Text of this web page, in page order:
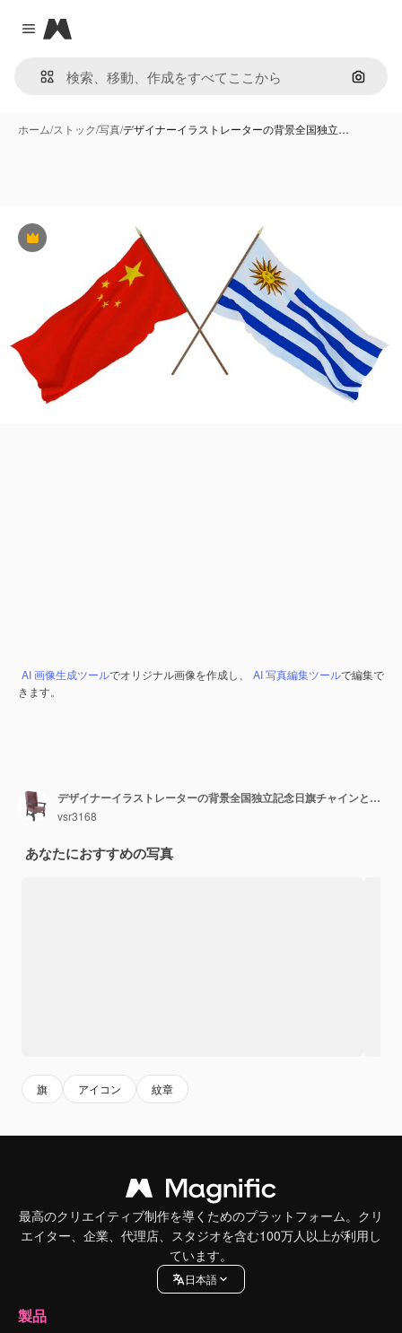
Close menu
Magnific
画像で
ホーム/ストック/写真/デザイナーイラストレーターの背景全国独立…
Premium
AI 画像生成ツールでオリジナル画像を作成し、 AI 写真編集ツールで編集で
きます。
デザイナーイラストレーターの背景全国独立記念日旗チャインとウルグアイ
vsr3168
あなたにおすすめの写真
旗 アイコン 紋章
最高のクリエイティブ制作を導くためのプラットフォーム。クリ
エイター、企業、代理店、スタジオを含む100万人以上が利用し
ています。
日本語
製品